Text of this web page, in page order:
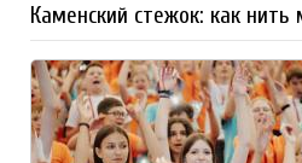
Каменский стежок: как нить